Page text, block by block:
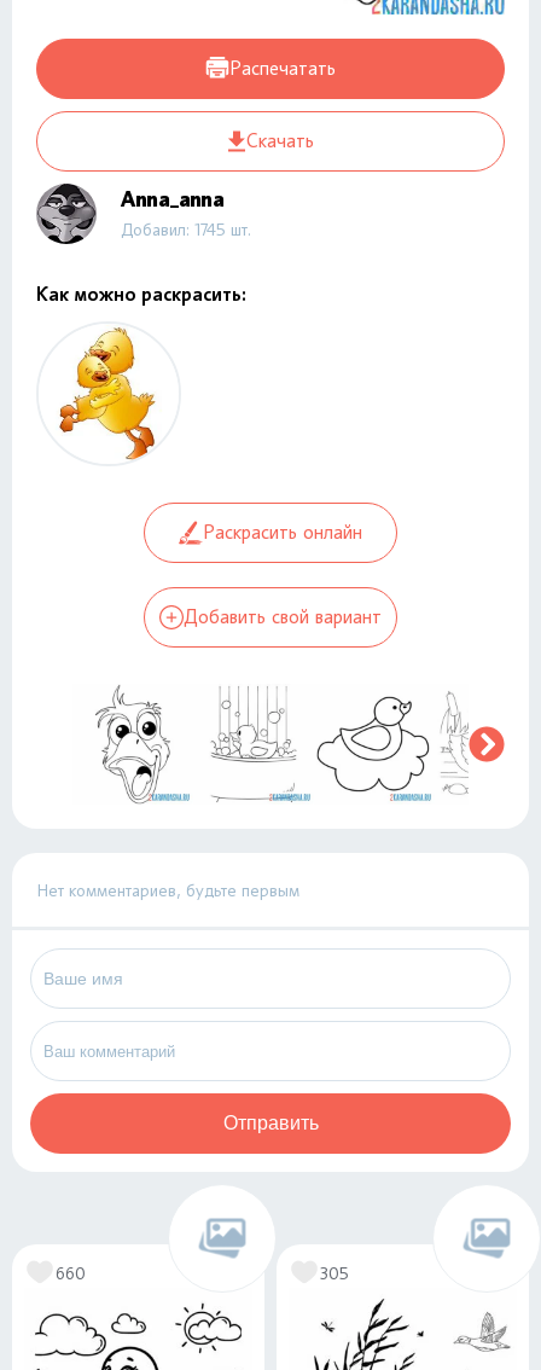
Распечатать
Скачать
Anna_anna
Добавил: 1745 шт.
Как можно раскрасить:
Раскрасить онлайн
Добавить свой вариант
Нет комментариев, будьте первым
Отправить
660 305